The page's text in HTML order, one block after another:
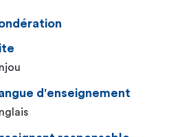
d'enseignement